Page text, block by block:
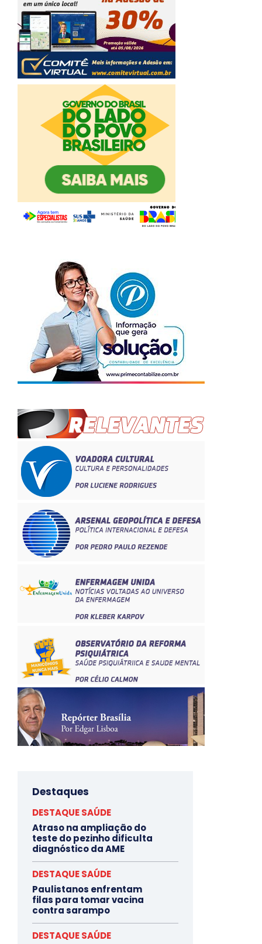
Destaques
DESTAQUE SAÚDE
Atraso na ampliação do
teste do pezinho dificulta
diagnóstico da AME
DESTAQUE SAÚDE
Paulistanos enfrentam
filas para tomar vacina
contra sarampo
DESTAQUE SAÚDE